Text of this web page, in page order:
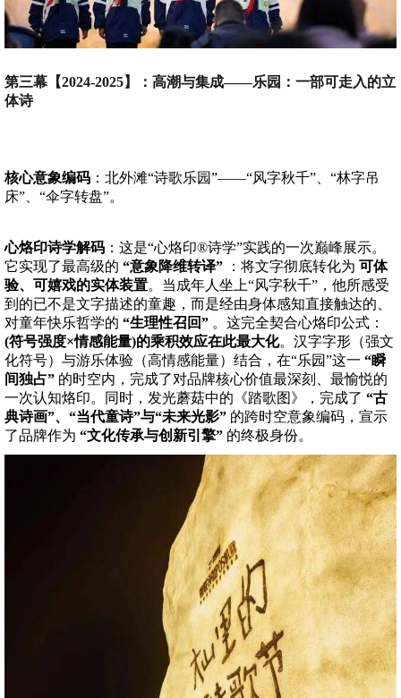
第三幕【2024-2025】：高潮与集成——乐园：一部可走入的立
体诗
核心意象编码 ：北外滩“诗歌乐园”——“风字秋千”、“林字吊
床”、“伞字转盘”。
心烙印诗学解码 ：这是“心烙印®诗学”实践的一次巅峰展示。
它实现了最高级的 “意象降维转译” ：将文字彻底转化为 可体
验、可嬉戏的实体装置。当成年人坐上“风字秋千”，他所感受
到的已不是文字描述的童趣，而是经由身体感知直接触达的、
对童年快乐哲学的 “生理性召回” 。这完全契合心烙印公式：
(符号强度×情感能量)的乘积效应在此最大化。汉字字形（强文
化符号）与游乐体验（高情感能量）结合，在“乐园”这一 “瞬
间独占” 的时空内，完成了对品牌核心价值最深刻、最愉悦的
一次认知烙印。同时，发光蘑菇中的《踏歌图》，完成了 “古
典诗画”、“当代童诗”与“未来光影” 的跨时空意象编码，宣示
了品牌作为 “文化传承与创新引擎” 的终极身份。